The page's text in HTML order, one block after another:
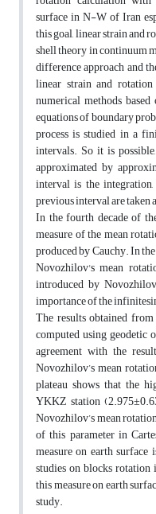
surface in N-W of Iran
this goal, linear strain and
shell theory in continuum
difference approach and
linear strain and
numerical methods
equations of boundary
process is studied in a
intervals. So it is
approximated by
interval is the
previous interval are
In the fourth decade of
measure of the mean
produced by Cauchy. In
Novozhilov's mean
introduced by
importance of the
The results obtained
computed using geodetic
agreement with the
Novozhilov’s mean
plateau shows that the
YKKZ station
Novozhilov’s mean
of this parameter in
measure on earth
studies on blocks
this measure on earth
study.